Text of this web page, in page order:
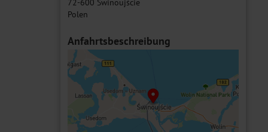
72-600 Świnoujście
Polen
Anfahrtsbeschreibung